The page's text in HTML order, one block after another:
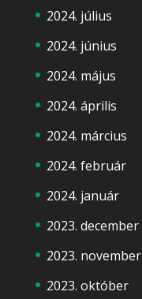
2024. július
2024. június
2024. május
2024. április
2024. március
2024. február
2024. január
2023. december
2023. november
2023. október